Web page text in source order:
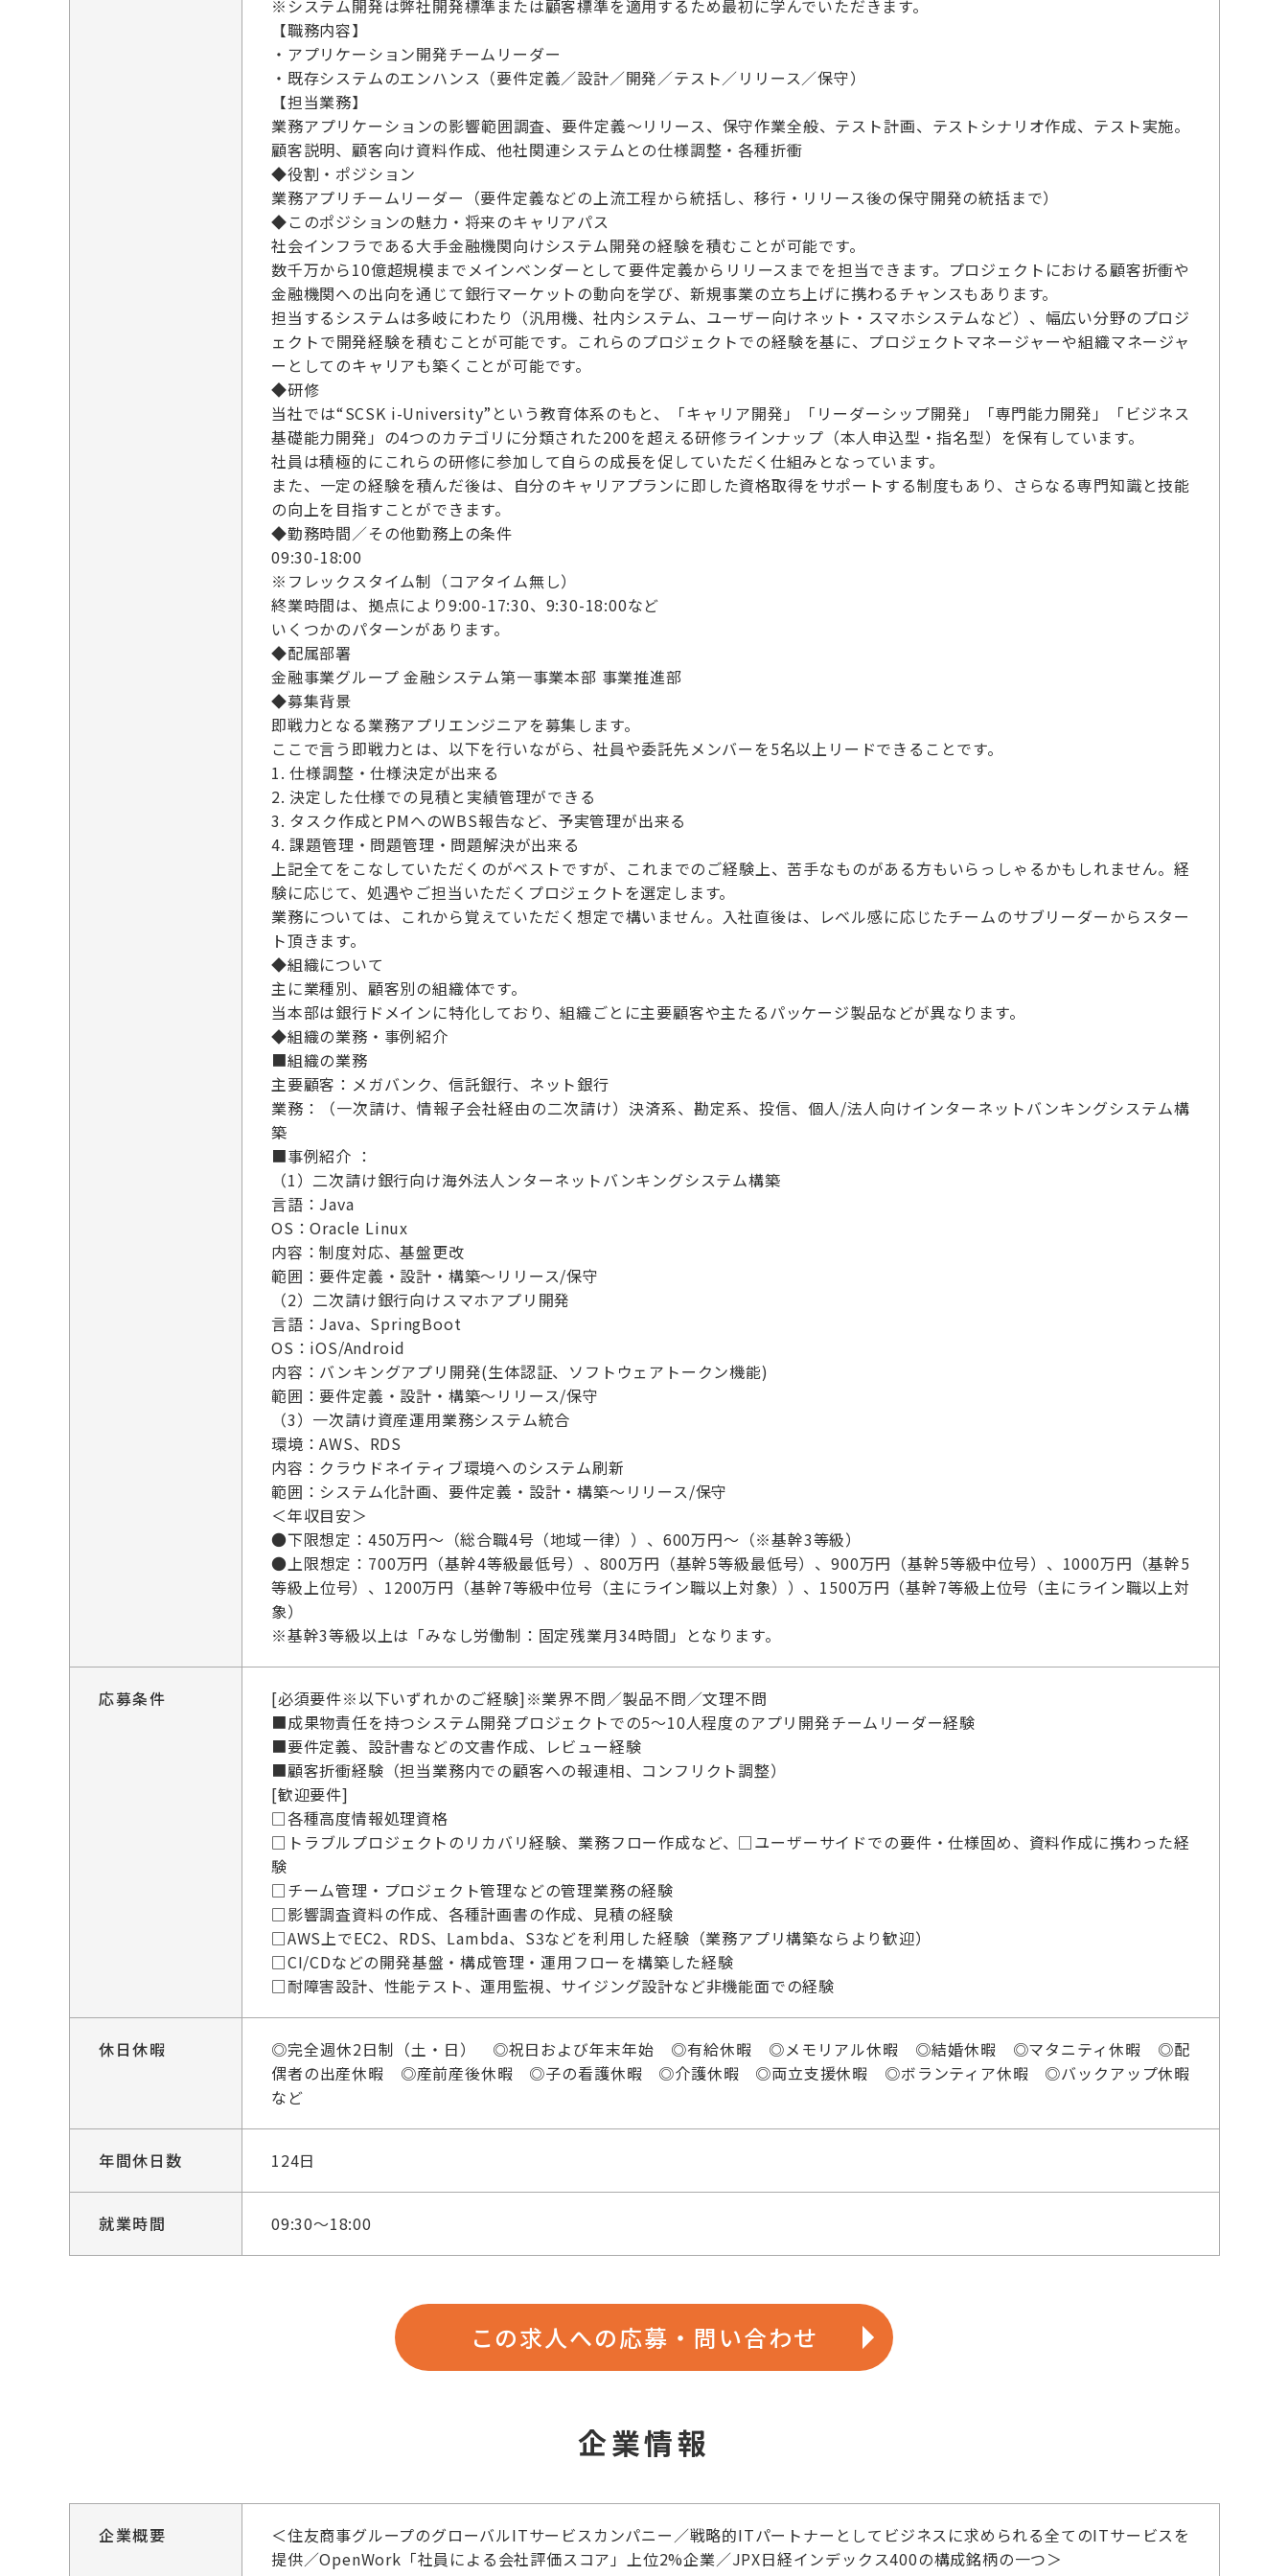
※システム開発は弊社開発標準または顧客標準を適用するため最初に学んでいただきます。
【職務内容】
・アプリケーション開発チームリーダー
・既存システムのエンハンス（要件定義／設計／開発／テスト／リリース／保守）
【担当業務】
業務アプリケーションの影響範囲調査、要件定義～リリース、保守作業全般、テスト計画、テストシナリオ作成、テスト実施。
顧客説明、顧客向け資料作成、他社関連システムとの仕様調整・各種折衝
◆役割・ポジション
業務アプリチームリーダー（要件定義などの上流工程から統括し、移行・リリース後の保守開発の統括まで）
◆このポジションの魅力・将来のキャリアパス
社会インフラである大手金融機関向けシステム開発の経験を積むことが可能です。
数千万から10億超規模までメインベンダーとして要件定義からリリースまでを担当できます。プロジェクトにおける顧客折衝や
金融機関への出向を通じて銀行マーケットの動向を学び、新規事業の立ち上げに携わるチャンスもあります。
担当するシステムは多岐にわたり（汎用機、社内システム、ユーザー向けネット・スマホシステムなど）、幅広い分野のプロジ
ェクトで開発経験を積むことが可能です。これらのプロジェクトでの経験を基に、プロジェクトマネージャーや組織マネージャ
ーとしてのキャリアも築くことが可能です。
◆研修
当社では“SCSK i-University”という教育体系のもと、「キャリア開発」「リーダーシップ開発」「専門能力開発」「ビジネス
基礎能力開発」の4つのカテゴリに分類された200を超える研修ラインナップ（本人申込型・指名型）を保有しています。
社員は積極的にこれらの研修に参加して自らの成長を促していただく仕組みとなっています。
また、一定の経験を積んだ後は、自分のキャリアプランに即した資格取得をサポートする制度もあり、さらなる専門知識と技能
の向上を目指すことができます。
◆勤務時間／その他勤務上の条件
09:30-18:00
※フレックスタイム制（コアタイム無し）
終業時間は、拠点により9:00-17:30、9:30-18:00など
いくつかのパターンがあります。
◆配属部署
金融事業グループ 金融システム第一事業本部 事業推進部
◆募集背景
即戦力となる業務アプリエンジニアを募集します。
ここで言う即戦力とは、以下を行いながら、社員や委託先メンバーを5名以上リードできることです。
1. 仕様調整・仕様決定が出来る
2. 決定した仕様での見積と実績管理ができる
3. タスク作成とPMへのWBS報告など、予実管理が出来る
4. 課題管理・問題管理・問題解決が出来る
上記全てをこなしていただくのがベストですが、これまでのご経験上、苦手なものがある方もいらっしゃるかもしれません。経
験に応じて、処遇やご担当いただくプロジェクトを選定します。
業務については、これから覚えていただく想定で構いません。入社直後は、レベル感に応じたチームのサブリーダーからスター
ト頂きます。
◆組織について
主に業種別、顧客別の組織体です。
当本部は銀行ドメインに特化しており、組織ごとに主要顧客や主たるパッケージ製品などが異なります。
◆組織の業務・事例紹介
■組織の業務
主要顧客：メガバンク、信託銀行、ネット銀行
業務：（一次請け、情報子会社経由の二次請け）決済系、勘定系、投信、個人/法人向けインターネットバンキングシステム構
築
■事例紹介 ：
（1）二次請け銀行向け海外法人ンターネットバンキングシステム構築
言語：Java
OS：Oracle Linux
内容：制度対応、基盤更改
範囲：要件定義・設計・構築～リリース/保守
（2）二次請け銀行向けスマホアプリ開発
言語：Java、SpringBoot
OS：iOS/Android
内容：バンキングアプリ開発(生体認証、ソフトウェアトークン機能)
範囲：要件定義・設計・構築～リリース/保守
（3）一次請け資産運用業務システム統合
環境：AWS、RDS
内容：クラウドネイティブ環境へのシステム刷新
範囲：システム化計画、要件定義・設計・構築～リリース/保守
＜年収目安＞
●下限想定：450万円～（総合職4号（地域一律））、600万円～（※基幹3等級）
●上限想定：700万円（基幹4等級最低号）、800万円（基幹5等級最低号）、900万円（基幹5等級中位号）、1000万円（基幹5
等級上位号）、1200万円（基幹7等級中位号（主にライン職以上対象））、1500万円（基幹7等級上位号（主にライン職以上対
象）
※基幹3等級以上は「みなし労働制：固定残業月34時間」となります。
応募条件
[必須要件※以下いずれかのご経験]※業界不問／製品不問／文理不問
■成果物責任を持つシステム開発プロジェクトでの5～10人程度のアプリ開発チームリーダー経験
■要件定義、設計書などの文書作成、レビュー経験
■顧客折衝経験（担当業務内での顧客への報連相、コンフリクト調整）
[歓迎要件]
□各種高度情報処理資格
□トラブルプロジェクトのリカバリ経験、業務フロー作成など、□ユーザーサイドでの要件・仕様固め、資料作成に携わった経
験
□チーム管理・プロジェクト管理などの管理業務の経験
□影響調査資料の作成、各種計画書の作成、見積の経験
□AWS上でEC2、RDS、Lambda、S3などを利用した経験（業務アプリ構築ならより歓迎）
□CI/CDなどの開発基盤・構成管理・運用フローを構築した経験
□耐障害設計、性能テスト、運用監視、サイジング設計など非機能面での経験
休日休暇
◎完全週休2日制（土・日） ◎祝日および年末年始 ◎有給休暇 ◎メモリアル休暇 ◎結婚休暇 ◎マタニティ休暇 ◎配
偶者の出産休暇 ◎産前産後休暇 ◎子の看護休暇 ◎介護休暇 ◎両立支援休暇 ◎ボランティア休暇 ◎バックアップ休暇
など
年間休日数 124日
就業時間 09:30～18:00
この求人への応募・問い合わせ
企業情報
企業概要
＜住友商事グループのグローバルITサービスカンパニー／戦略的ITパートナーとしてビジネスに求められる全てのITサービスを
提供／OpenWork「社員による会社評価スコア」上位2%企業／JPX日経インデックス400の構成銘柄の一つ＞